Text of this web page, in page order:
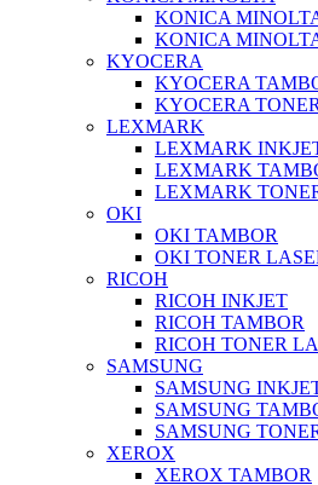
KONICA
KONICA
KYOCERA
KYOCERA
KYOCERA
LEXMARK
LEXMARK
LEXMARK
LEXMARK
OKI
OKI TAMBOR
OKI TONER
RICOH
RICOH INKJET
RICOH TAMBOR
RICOH TONER
SAMSUNG
SAMSUNG
SAMSUNG
SAMSUNG
XEROX
XEROX TAMBOR